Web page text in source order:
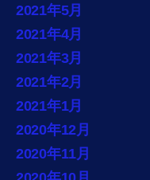
2021年5月
2021年4月
2021年3月
2021年2月
2021年1月
2020年12月
2020年11月